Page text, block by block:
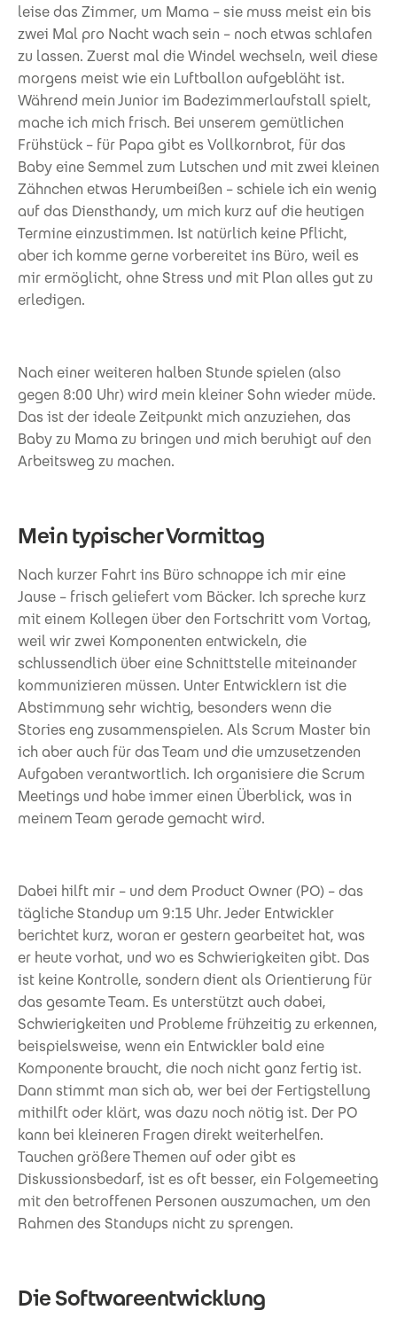
leise das Zimmer, um Mama – sie muss meist ein bis
zwei Mal pro Nacht wach sein – noch etwas schlafen
zu lassen. Zuerst mal die Windel wechseln, weil diese
morgens meist wie ein Luftballon aufgebläht ist.
Während mein Junior im Badezimmerlaufstall spielt,
mache ich mich frisch. Bei unserem gemütlichen
Frühstück – für Papa gibt es Vollkornbrot, für das
Baby eine Semmel zum Lutschen und mit zwei kleinen
Zähnchen etwas Herumbeißen – schiele ich ein wenig
auf das Diensthandy, um mich kurz auf die heutigen
Termine einzustimmen. Ist natürlich keine Pflicht,
aber ich komme gerne vorbereitet ins Büro, weil es
mir ermöglicht, ohne Stress und mit Plan alles gut zu
erledigen.
Nach einer weiteren halben Stunde spielen (also
gegen 8:00 Uhr) wird mein kleiner Sohn wieder müde.
Das ist der ideale Zeitpunkt mich anzuziehen, das
Baby zu Mama zu bringen und mich beruhigt auf den
Arbeitsweg zu machen.
Mein typischer Vormittag
Nach kurzer Fahrt ins Büro schnappe ich mir eine
Jause – frisch geliefert vom Bäcker. Ich spreche kurz
mit einem Kollegen über den Fortschritt vom Vortag,
weil wir zwei Komponenten entwickeln, die
schlussendlich über eine Schnittstelle miteinander
kommunizieren müssen. Unter Entwicklern ist die
Abstimmung sehr wichtig, besonders wenn die
Stories eng zusammenspielen. Als Scrum Master bin
ich aber auch für das Team und die umzusetzenden
Aufgaben verantwortlich. Ich organisiere die Scrum
Meetings und habe immer einen Überblick, was in
meinem Team gerade gemacht wird.
Dabei hilft mir – und dem Product Owner (PO) – das
tägliche Standup um 9:15 Uhr. Jeder Entwickler
berichtet kurz, woran er gestern gearbeitet hat, was
er heute vorhat, und wo es Schwierigkeiten gibt. Das
ist keine Kontrolle, sondern dient als Orientierung für
das gesamte Team. Es unterstützt auch dabei,
Schwierigkeiten und Probleme frühzeitig zu erkennen,
beispielsweise, wenn ein Entwickler bald eine
Komponente braucht, die noch nicht ganz fertig ist.
Dann stimmt man sich ab, wer bei der Fertigstellung
mithilft oder klärt, was dazu noch nötig ist. Der PO
kann bei kleineren Fragen direkt weiterhelfen.
Tauchen größere Themen auf oder gibt es
Diskussionsbedarf, ist es oft besser, ein Folgemeeting
mit den betroffenen Personen auszumachen, um den
Rahmen des Standups nicht zu sprengen.
Die Softwareentwicklung